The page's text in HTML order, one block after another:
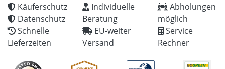
Käuferschutz
Datenschutz
Schnelle
Lieferzeiten
Individuelle
Beratung
EU-weiter
Versand
Abholungen
möglich
Service
Rechner